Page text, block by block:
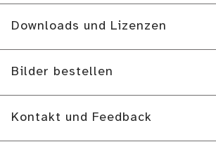
Downloads und Lizenzen
Bilder bestellen
Kontakt und Feedback